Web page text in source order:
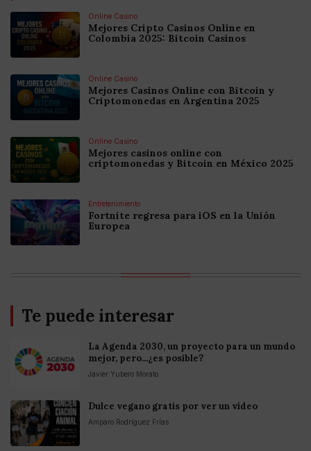
Online Casino
Mejores Cripto Casinos Online en
Colombia 2025: Bitcoin Casinos
Online Casino
Mejores Casinos Online con Bitcoin y
Criptomonedas en Argentina 2025
Online Casino
Mejores casinos online con
criptomonedas y Bitcoin en México 2025
Entretenimiento
Fortnite regresa para iOS en la Unión
Europea
Te puede interesar
La Agenda 2030, un proyecto para un mundo
mejor, pero...¿es posible?
Javier Yubero Morato
Dulce vegano gratis por ver un vídeo
Amparo Rodríguez Frías